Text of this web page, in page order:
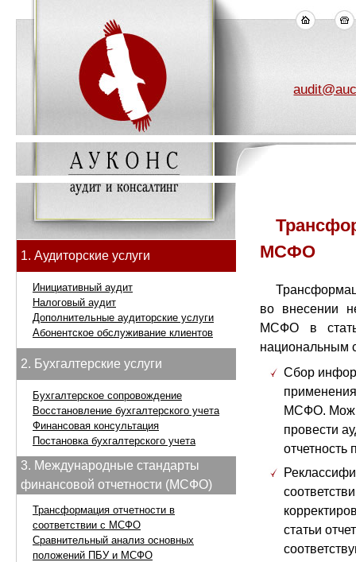
1. Аудиторские услуги
Инициативный аудит
Налоговый аудит
Дополнительные аудиторские услуги
Абонентское обслуживание клиентов
2. Бухгалтерские услуги
Бухгалтерское сопровождение
Восстановление бухгалтерского учета
Финансовая консультация
Постановка бухгалтерского учета
3. Международные стандарты
финансовой отчетности (МСФО)
Трансформация отчетности в
соответствии с МСФО
Сравнительный анализ основных
положений ПБУ и МСФО
МСФО
во внесении
МСФО в
национальным
Сбор
МСФО.
провести
статьи